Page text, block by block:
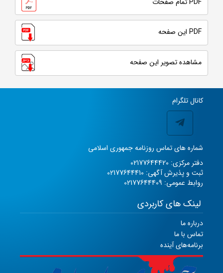
PDF این صفحه
مشاهده تصویر این صفحه
کانال تلگرام
شماره های تماس روزنامه جمهوری اسلامی
دفتر مرکزی: 02177644420
ثبت و پذیرش آگهی: 02177644410
روابط عمومی: 02177644409
لینک های کاربردی
درباره ما
تماس با ما
برنامه‌های آینده